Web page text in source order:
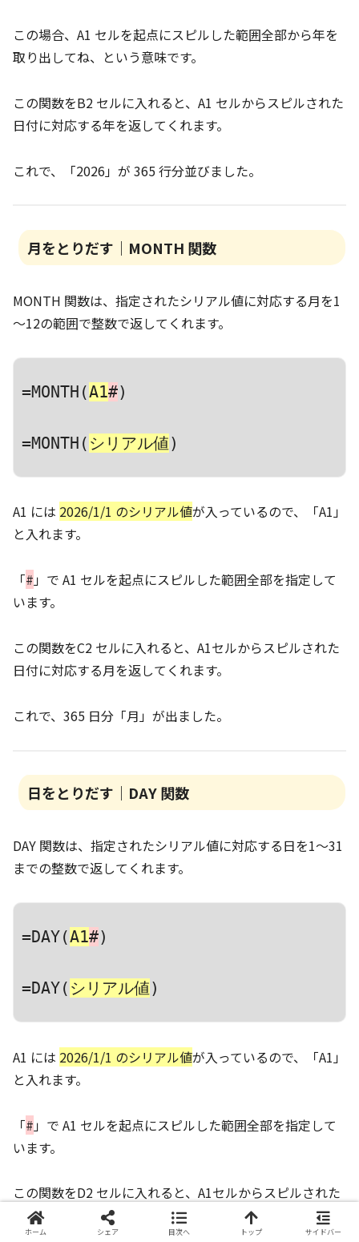
この場合、A1 セルを起点にスピルした範囲全部から年を
取り出してね、という意味です。
この関数をB2 セルに入れると、A1 セルからスピルされた
日付に対応する年を返してくれます。
これで、「2026」が 365 行分並びました。
月をとりだす｜MONTH 関数
MONTH 関数は、指定されたシリアル値に対応する月を1
～12の範囲で整数で返してくれます。
=MONTH(A1#)
=MONTH ( シリアル値)
A1 には 2026/1/1 のシリアル値が入っているので、「A1」
と入れます。
「#」で A1 セルを起点にスピルした範囲全部を指定して
います。
この関数をC2 セルに入れると、A1セルからスピルされた
日付に対応する月を返してくれます。
これで、365 日分「月」が出ました。
日をとりだす｜DAY 関数
DAY 関数は、指定されたシリアル値に対応する日を1～31
までの整数で返してくれます。
=DAY(A1#)
=DAY( シリアル値)
A1 には 2026/1/1 のシリアル値が入っているので、「A1」
と入れます。
「# 」で A1 セルを起点にスピルした範囲全部を指定して
います。
この関数をD2 セルに入れると、A1セルからスピルされた
各日付の日を返してくれます。
ホーム シェア 目次へ トップ サイドバー